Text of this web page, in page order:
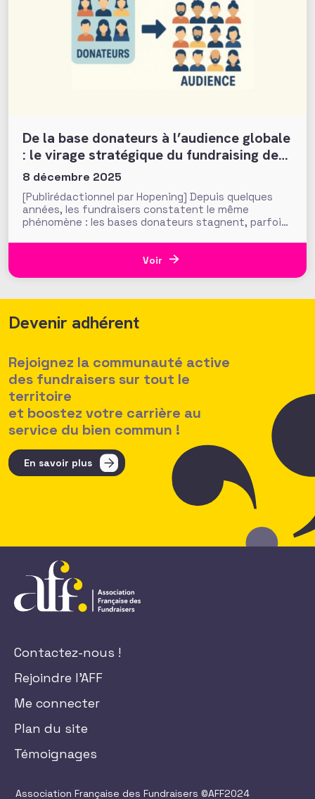
De la base donateurs à l’audience globale
: le virage stratégique du fundraising de
demain
8 décembre 2025
[Publirédactionnel par Hopening] Depuis quelques
années, les fundraisers constatent le même
phénomène : les bases donateurs stagnent, parfois
croissance de la collecte se fait toujours plus forte.
Les baromètres le montrent : en 2024, les dons des
Voir
Devenir adhérent
Rejoignez la communauté active
des fundraisers sur tout le
territoire
et boostez votre carrière au
service du bien commun !
En savoir plus
Contactez-nous !
Rejoindre l'AFF
Me connecter
Plan du site
Témoignages
Association Française des Fundraisers ©AFF2024